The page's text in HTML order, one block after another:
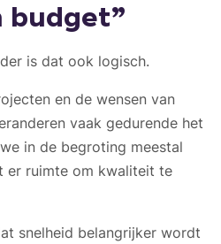
budget”
is dat ook logisch.
en de wensen van
vaak gedurende het
in de begroting meestal
er ruimte om kwaliteit te
snelheid belangrijker wordt